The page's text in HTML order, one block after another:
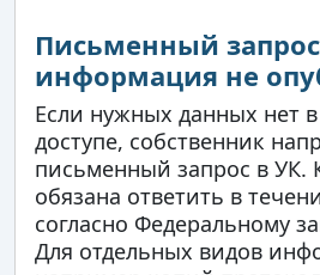
Письменный
информация не
Если нужных данных нет
доступе, собственник
письменный запрос в УК.
обязана ответить в
согласно Федеральному
Для отдельных видов